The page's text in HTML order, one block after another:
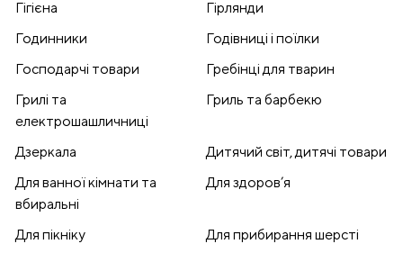
Гігієна
Гірлянди
Годинники
Годівниці і поїлки
Господарчі товари
Гребінці для тварин
Грилі та
електрошашличниці
Гриль та барбекю
Дзеркала
Дитячий світ, дитячі товари
Для ванної кімнати та
вбиральні
Для здоров’я
Для пікніку
Для прибирання шерсті